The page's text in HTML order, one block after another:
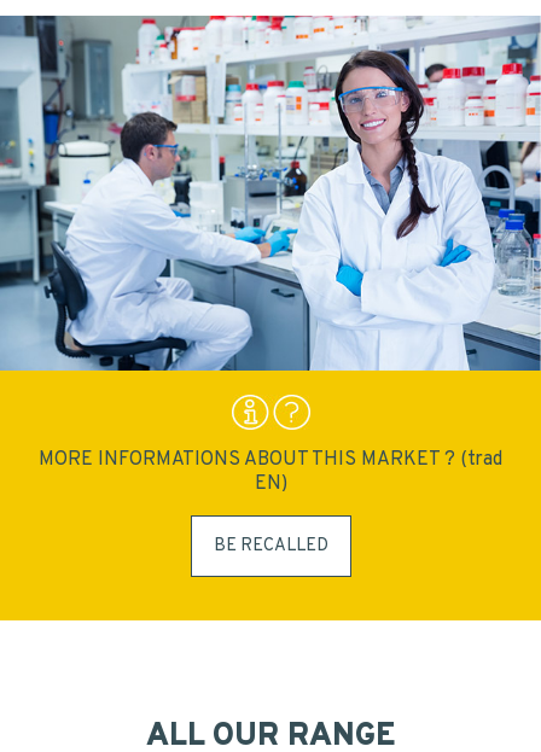
AMBER GLASS 90 ML SYRUP BOTTLE PP 28
MORE INFORMATIONS ABOUT THIS MARKET ? (trad
EN)
BE RECALLED
ALL OUR RANGE